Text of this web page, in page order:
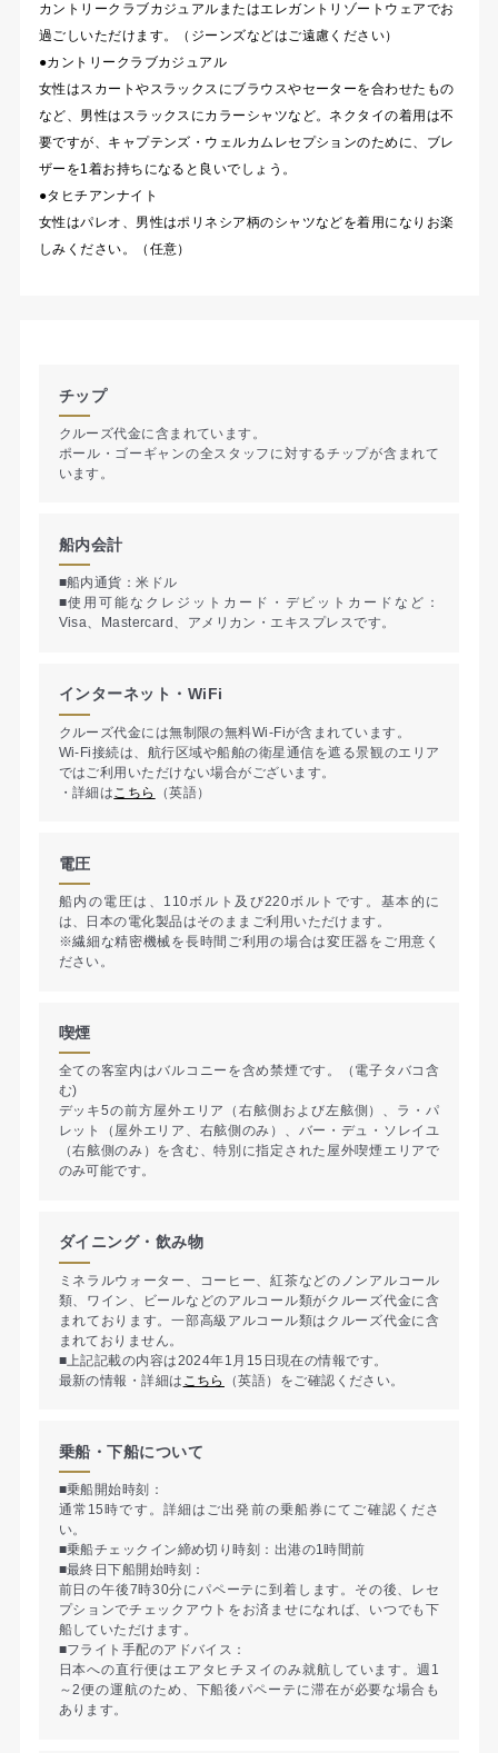
カントリークラブカジュアルまたはエレガントリゾートウェアでお
過ごしいただけます。（ジーンズなどはご遠慮ください）
●カントリークラブカジュアル
女性はスカートやスラックスにブラウスやセーターを合わせたもの
など、男性はスラックスにカラーシャツなど。ネクタイの着用は不
要ですが、キャプテンズ・ウェルカムレセプションのために、ブレ
ザーを1着お持ちになると良いでしょう。
●タヒチアンナイト
女性はパレオ、男性はポリネシア柄のシャツなどを着用になりお楽
しみください。（任意）
チップ
クルーズ代金に含まれています。
ポール・ゴーギャンの全スタッフに対するチップが含まれて
います。
船内会計
■船内通貨：米ドル
■使用可能なクレジットカード・デビットカードなど：
Visa、Mastercard、アメリカン・エキスプレスです。
インターネット・WiFi
クルーズ代金には無制限の無料Wi-Fiが含まれています。
Wi-Fi接続は、航行区域や船舶の衛星通信を遮る景観のエリア
ではご利用いただけない場合がございます。
・詳細は こちら （英語）
電圧
船内の電圧は、110ボルト及び220ボルトです。基本的に
は、日本の電化製品はそのままご利用いただけます。
※繊細な精密機械を長時間ご利用の場合は変圧器をご用意く
ださい。
喫煙
全ての客室内はバルコニーを含め禁煙です。（電子タバコ含
む)
デッキ5の前方屋外エリア（右舷側および左舷側）、ラ・パ
レット（屋外エリア、右舷側のみ）、バー・デュ・ソレイユ
（右舷側のみ）を含む、特別に指定された屋外喫煙エリアで
のみ可能です。
ダイニング・飲み物
ミネラルウォーター、コーヒー、紅茶などのノンアルコール
類、ワイン、ビールなどのアルコール類がクルーズ代金に含
まれております。一部高級アルコール類はクルーズ代金に含
まれておりません。
■上記記載の内容は2024年1月15日現在の情報です。
最新の情報・詳細は こちら （英語）をご確認ください。
乗船・下船について
■乗船開始時刻：
通常15時です。詳細はご出発前の乗船券にてご確認くださ
い。
■乗船チェックイン締め切り時刻：出港の1時間前
■最終日下船開始時刻：
前日の午後7時30分にパペーテに到着します。その後、レセ
プションでチェックアウトをお済ませになれば、いつでも下
船していただけます。
■フライト手配のアドバイス：
日本への直行便はエアタヒチヌイのみ就航しています。週1
～2便の運航のため、下船後パペーテに滞在が必要な場合も
あります。